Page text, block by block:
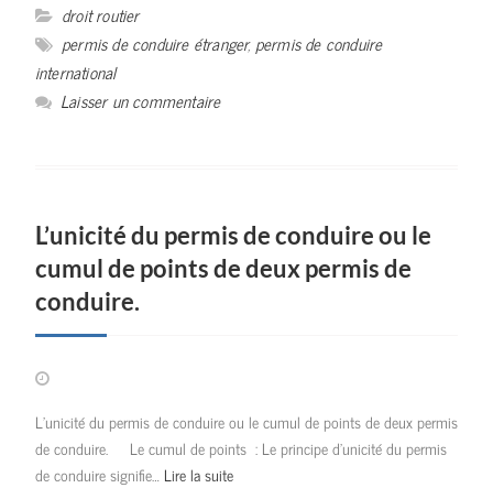
droit routier
permis de conduire étranger,permis de conduire
international
Laisser un commentaire
L’unicité du permis de conduire ou le
cumul de points de deux permis de
conduire.
L’unicité du permis de conduire ou le cumul de points de deux permis
de conduire. Le cumul de points : Le principe d’unicité du permis
de conduire signifie… Lire la suite